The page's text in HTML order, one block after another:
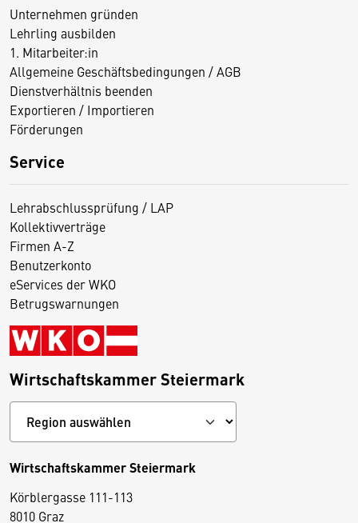
Unternehmen gründen
Lehrling ausbilden
1. Mitarbeiter:in
Allgemeine Geschäftsbedingungen / AGB
Dienstverhältnis beenden
Exportieren / Importieren
Förderungen
Service
Lehrabschlussprüfung / LAP
Kollektivverträge
Firmen A-Z
Benutzerkonto
eServices der WKO
Betrugswarnungen
Wirtschaftskammer Steiermark
Wirtschaftskammer Steiermark
Körblergasse 111-113
8010 Graz
D